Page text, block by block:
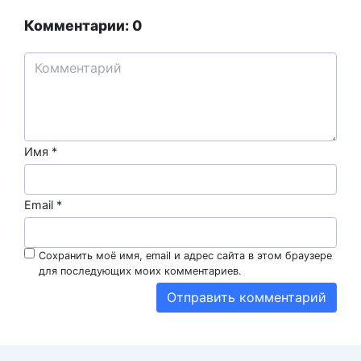
Комментарии: 0
Имя *
Email *
Сохранить моё имя, email и адрес сайта в этом браузере
для последующих моих комментариев.